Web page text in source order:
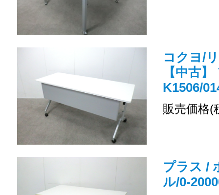
コクヨ/
【中古
K1506/
販売価格(
プラス /
ル/0-